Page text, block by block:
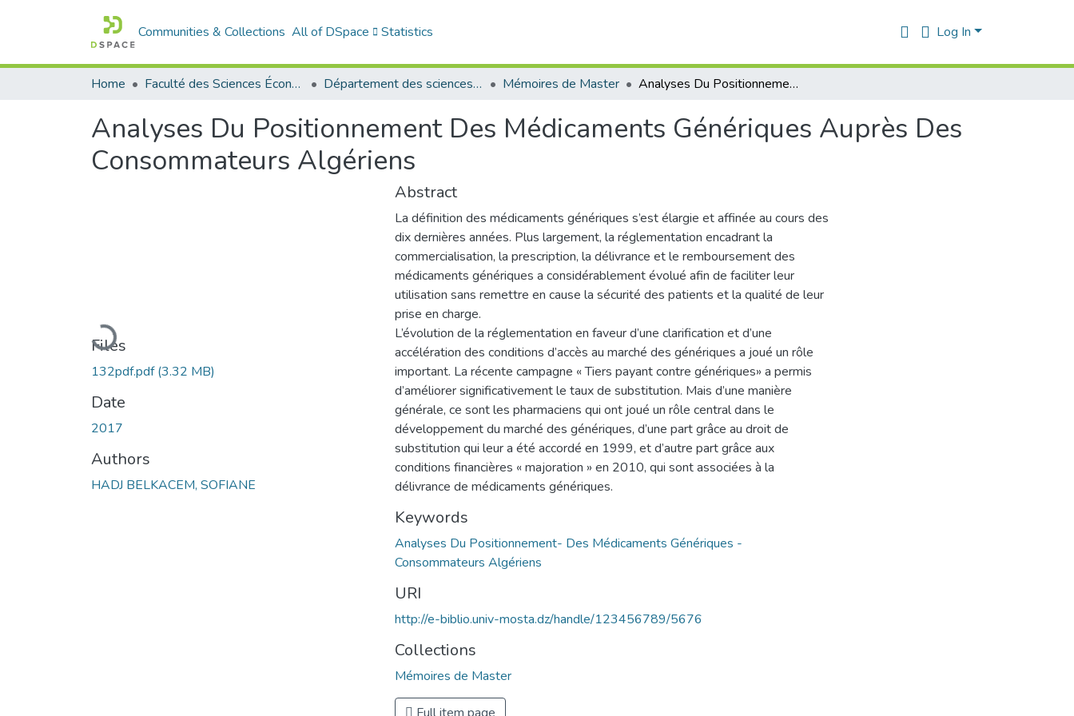
Communities & Collections All of DSpace Statistics Log In
Home Faculté des Sciences Économiques Commerciales et des Sciences de Gestion Département des sciences commerciales Mémoires de Master Analyses Du Positionnement Des Médicaments Génériques Auprès Des Consommateurs Algériens
Analyses Du Positionnement Des Médicaments Génériques Auprès Des
Consommateurs Algériens
Loading...
Files
132pdf.pdf(3.32 MB)
Date
2017
Authors
HADJ BELKACEM, SOFIANE
Abstract
La définition des médicaments génériques s’est élargie et affinée au cours des
dix dernières années. Plus largement, la réglementation encadrant la
commercialisation, la prescription, la délivrance et le remboursement des
médicaments génériques a considérablement évolué afin de faciliter leur
utilisation sans remettre en cause la sécurité des patients et la qualité de leur
prise en charge.
L’évolution de la réglementation en faveur d’une clarification et d’une
accélération des conditions d’accès au marché des génériques a joué un rôle
important. La récente campagne « Tiers payant contre génériques» a permis
d’améliorer significativement le taux de substitution. Mais d’une manière
générale, ce sont les pharmaciens qui ont joué un rôle central dans le
développement du marché des génériques, d’une part grâce au droit de
substitution qui leur a été accordé en 1999, et d’autre part grâce aux
conditions financières « majoration » en 2010, qui sont associées à la
délivrance de médicaments génériques.
Keywords
Analyses Du Positionnement- Des Médicaments Génériques -
Consommateurs Algériens
URI
http://e-biblio.univ-mosta.dz/handle/123456789/5676
Collections
Mémoires de Master